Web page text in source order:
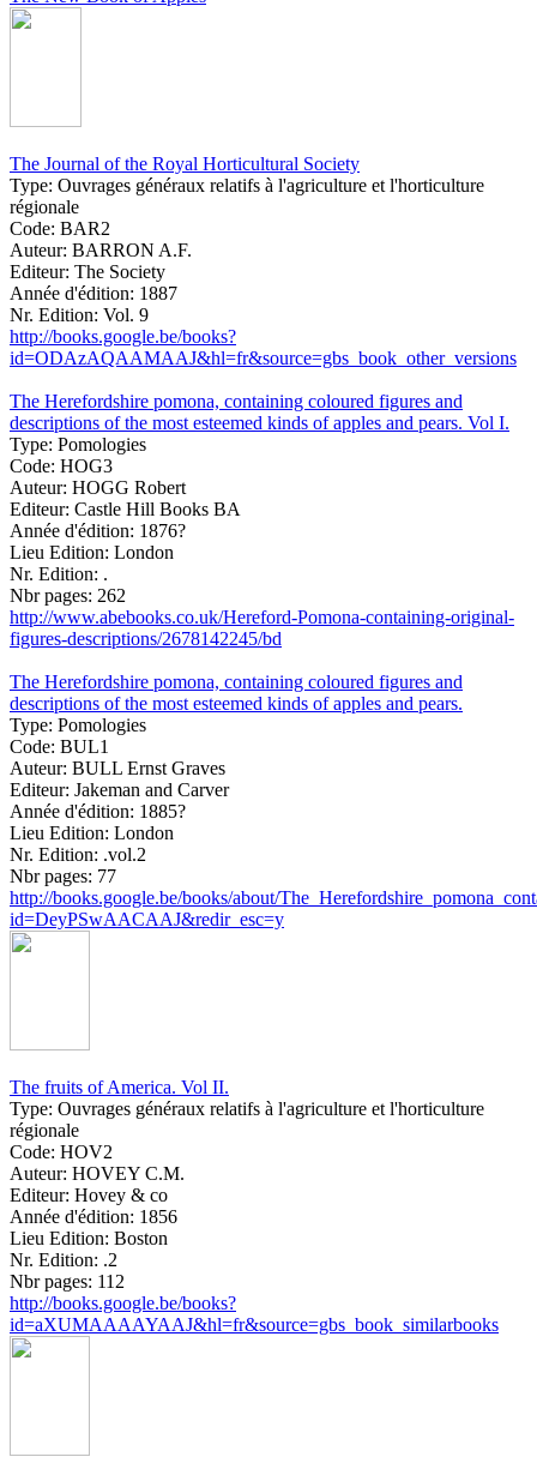
The Journal of the Royal Horticultural Society
Type: Ouvrages généraux relatifs à l'agriculture et l'horticulture
régionale
Code: BAR2
Auteur: BARRON A.F.
Editeur: The Society
Année d'édition: 1887
Nr. Edition: Vol. 9
http://books.google.be/books?
id=ODAzAQAAMAAJ&hl=fr&source=gbs_book_other_versions
The Herefordshire pomona, containing coloured figures and
descriptions of the most esteemed kinds of apples and pears. Vol I.
Type: Pomologies
Code: HOG3
Auteur: HOGG Robert
Editeur: Castle Hill Books BA
Année d'édition: 1876?
Lieu Edition: London
Nr. Edition: .
Nbr pages: 262
http://www.abebooks.co.uk/Hereford-Pomona-containing-original-
figures-descriptions/2678142245/bd
The Herefordshire pomona, containing coloured figures and
descriptions of the most esteemed kinds of apples and pears.
Type: Pomologies
Code: BUL1
Auteur: BULL Ernst Graves
Editeur: Jakeman and Carver
Année d'édition: 1885?
Lieu Edition: London
Nr. Edition: .vol.2
Nbr pages: 77
http://books.google.be/books/about/
id=DeyPSwAACAAJ&redir_esc=y
The fruits of America. Vol II.
Type: Ouvrages généraux relatifs à l'agriculture et l'horticulture
régionale
Code: HOV2
Auteur: HOVEY C.M.
Editeur: Hovey & co
Année d'édition: 1856
Lieu Edition: Boston
Nr. Edition: .2
Nbr pages: 112
http://books.google.be/books?
id=aXUMAAAAYAAJ&hl=fr&source=gbs_book_similarbooks